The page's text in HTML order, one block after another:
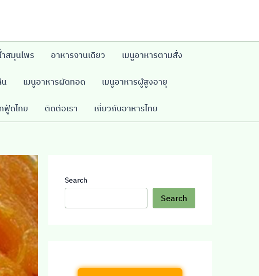
สมุนไพร อาหารจานเดียว เมนูอาหารตามสั่ง
น เมนูอาหารผัดทอด เมนูอาหารผู้สูงอายุ
ฟู้ดไทย ติดต่อเรา เกี่ยวกับอาหารไทย
Search
Search